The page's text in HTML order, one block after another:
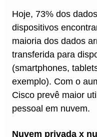
Hoje, 73% dos
dispositivos
maioria dos dados
transferida para
(smartphones,
exemplo). Com o
Cisco prevê maior
pessoal em nuvem.
Nuvem privada x